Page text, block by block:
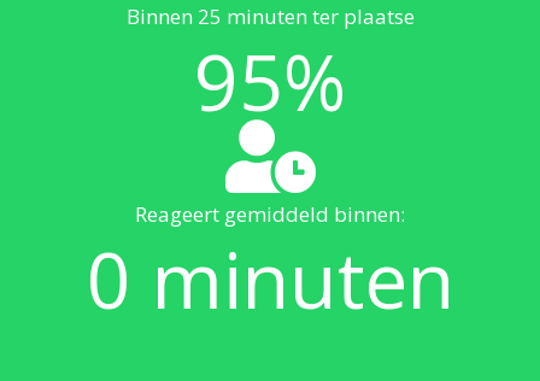
Binnen 25 minuten ter plaatse
95%
Reageert gemiddeld binnen:
0 minuten